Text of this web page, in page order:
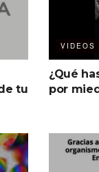
tu
VIDEOS
¿Qué
por